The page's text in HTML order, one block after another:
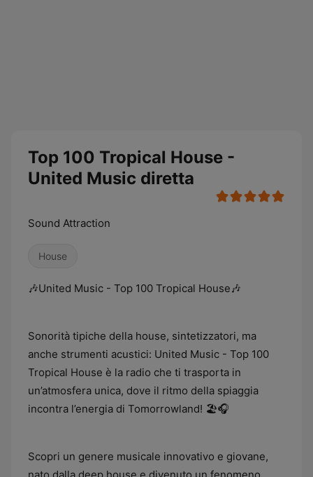
Top 100 Tropical House -
United Music diretta
Sound Attraction
House
🎶United Music - Top 100 Tropical House🎶
Sonorità tipiche della house, sintetizzatori, ma
anche strumenti acustici: United Music - Top 100
Tropical House è la radio che ti trasporta in
un’atmosfera unica, dove il ritmo della spiaggia
incontra l’energia di Tomorrowland! 🏖️🎧
Scopri un genere musicale innovativo e giovane,